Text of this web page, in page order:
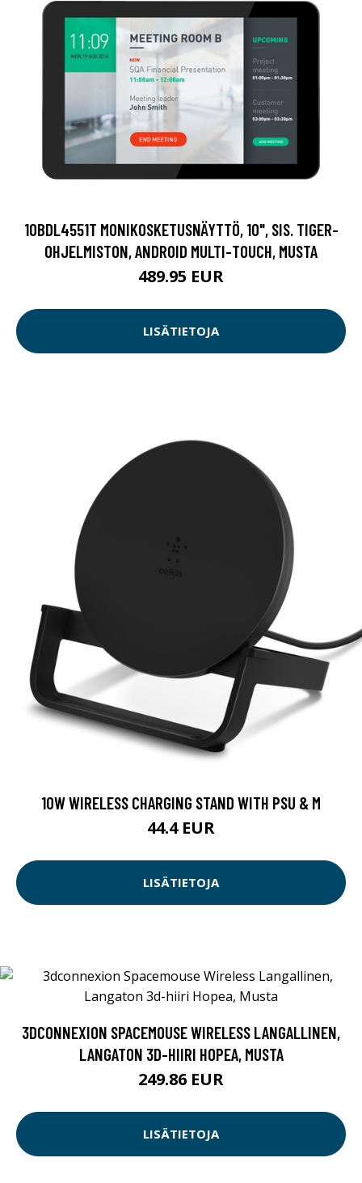
10BDL4551T MONIKOSKETUSNÄYTTÖ, 10", SIS. TIGER-
OHJELMISTON, ANDROID MULTI-TOUCH, MUSTA
489.95 EUR
LISÄTIETOJA
10W WIRELESS CHARGING STAND WITH PSU & M
44.4 EUR
LISÄTIETOJA
3DCONNEXION SPACEMOUSE WIRELESS LANGALLINEN,
LANGATON 3D-HIIRI HOPEA, MUSTA
249.86 EUR
LISÄTIETOJA